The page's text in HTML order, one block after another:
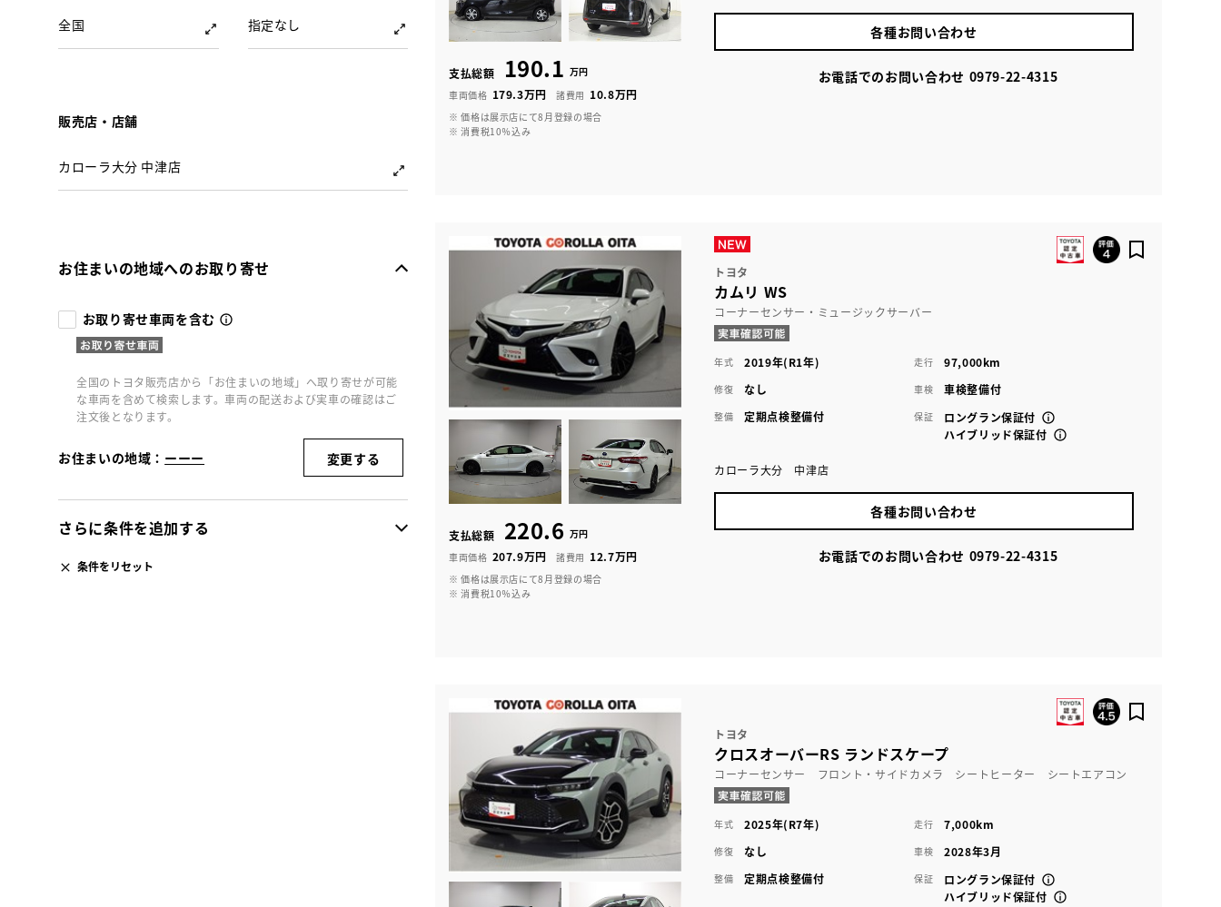
全国
指定なし
販売店・店舗
カローラ大分 中津店
お住まいの地域へのお取り寄せ
お取り寄せ車両を含む
全国のトヨタ販売店から「お住まいの地域」へ取り寄せが可能
な車両を含めて検索します。車両の配送および実車の確認はご
注文後となります。
お住まいの地域： ーーー 変更する
さらに条件を追加する
条件をリセット
支払総額 190.1 万円
車両価格 179.3万円 諸費用 10.8万円
※ 価格は展示店にて8月登録の場合
※ 消費税10％込み
各種お問い合わせ
お電話でのお問い合わせ 0979-22-4315
支払総額 220.6 万円
車両価格 207.9万円 諸費用 12.7万円
※ 価格は展示店にて8月登録の場合
※ 消費税10％込み
トヨタ
カムリ WS
コーナーセンサー・ミュージックサーバー
年式 2019年(R1年) 走行 97,000km
修復 なし 車検 車検整備付
整備 定期点検整備付 保証
ロングラン保証付
ハイブリッド保証付
カローラ大分 中津店
各種お問い合わせ
お電話でのお問い合わせ 0979-22-4315
トヨタ
クロスオーバーRS ランドスケープ
コーナーセンサー フロント・サイドカメラ シートヒーター シートエアコン
年式 2025年(R7年) 走行 7,000km
修復 なし 車検 2028年3月
整備 定期点検整備付 保証
ロングラン保証付
ハイブリッド保証付